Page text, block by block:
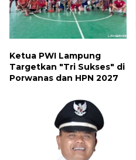
Ketua PWI Lampung
Targetkan "Tri Sukses" di
Porwanas dan HPN 2027